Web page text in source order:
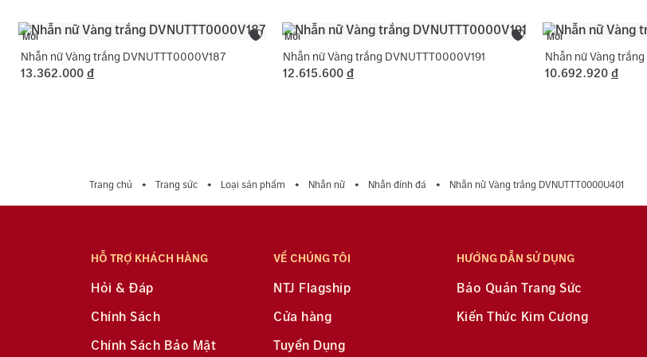
Mới
Nhẫn nữ Vàng trắng DVNUTTT0000V187
13.362.000 đ
Mới
Nhẫn nữ Vàng trắng DVNUTTT0000V191
12.615.600 đ
Mới
Nhẫn nữ Vàng
10.692.920 đ
Trang chủ Trang sức Loại sản phẩm Nhẫn nữ Nhẫn đính đá Nhẫn nữ Vàng trắng DVNUTTT0000U401
HỖ TRỢ KHÁCH HÀNG
Hỏi & Đáp
Chính Sách
Chính Sách Bảo Mật
VỀ CHÚNG TÔI
NTJ Flagship
Cửa hàng
Tuyển Dụng
HƯỚNG DẪN SỬ DỤNG
Bảo Quản Trang Sức
Kiến Thức Kim Cương